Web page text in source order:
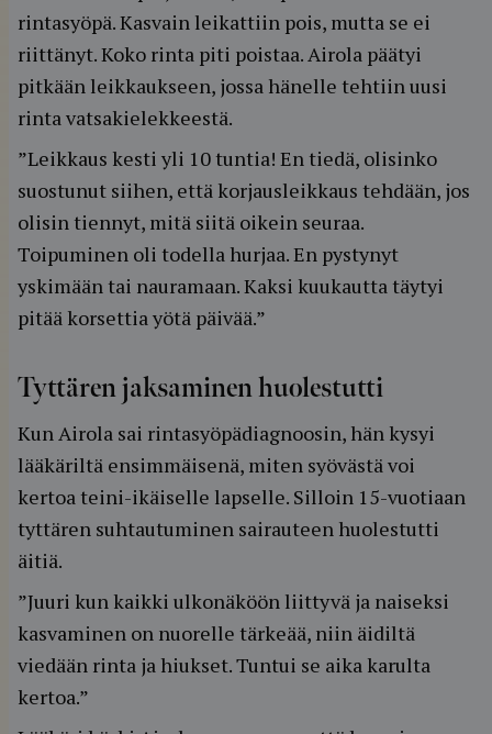
rintasyöpä. Kasvain leikattiin pois, mutta se ei
riittänyt. Koko rinta piti poistaa. Airola päätyi
pitkään leikkaukseen, jossa hänelle tehtiin uusi
rinta vatsakielekkeestä.
”Leikkaus kesti yli 10 tuntia! En tiedä, olisinko
suostunut siihen, että korjausleikkaus tehdään, jos
olisin tiennyt, mitä siitä oikein seuraa.
Toipuminen oli todella hurjaa. En pystynyt
yskimään tai nauramaan. Kaksi kuukautta täytyi
pitää korsettia yötä päivää.”
Tyttären jaksaminen huolestutti
Kun Airola sai rintasyöpädiagnoosin, hän kysyi
lääkäriltä ensimmäisenä, miten syövästä voi
kertoa teini-ikäiselle lapselle. Silloin 15-vuotiaan
tyttären suhtautuminen sairauteen huolestutti
äitiä.
”Juuri kun kaikki ulkonäköön liittyvä ja naiseksi
kasvaminen on nuorelle tärkeää, niin äidiltä
viedään rinta ja hiukset. Tuntui se aika karulta
kertoa.”